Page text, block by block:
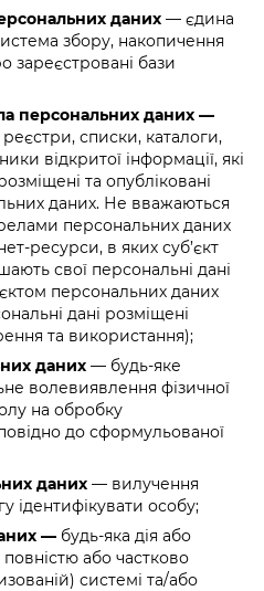
даних — єдина
збору, накопичення
зареєстровані бази
персональних даних —
списки, каталоги,
відкритої інформації, які
та опубліковані
даних. Не вважаються
персональних даних
ресурси, в яких суб’єкт
свої персональні дані
персональних даних
дані розміщені
та використання);
даних — будь-яке
волевиявлення фізичної
на обробку
до сформульованої
даних — вилучення
ідентифікувати особу;
— будь-яка дія або
повністю або частково
системі та/або